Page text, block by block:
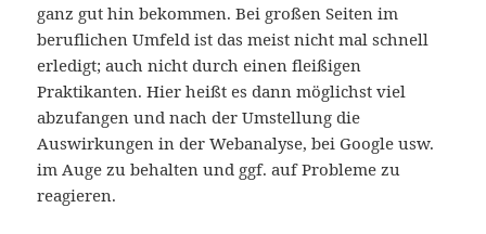
ganz gut hin bekommen. Bei großen Seiten im
beruflichen Umfeld ist das meist nicht mal schnell
erledigt; auch nicht durch einen fleißigen
Praktikanten. Hier heißt es dann möglichst viel
abzufangen und nach der Umstellung die
Auswirkungen in der Webanalyse, bei Google usw.
im Auge zu behalten und ggf. auf Probleme zu
reagieren.